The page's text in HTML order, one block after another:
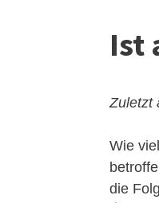
Ist
Zuletzt
Wie
die